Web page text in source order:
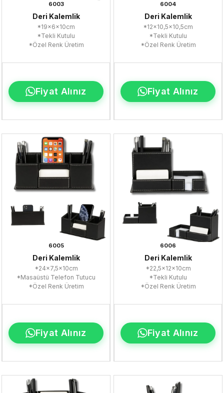
6003
Deri Kalemlik
*19x6x10cm
*Tekli Kutulu
*Özel Renk Üretim
Fiyat Alınız
6004
Deri Kalemlik
*12x10,5x10,5cm
*Tekli Kutulu
*Özel Renk Üretim
Fiyat Alınız
6005
Deri Kalemlik
*24x7,5x10cm
*Masaüstü Telefon Tutucu
*Özel Renk Üretim
Fiyat Alınız
6006
Deri Kalemlik
*22,5x12x10cm
*Tekli Kutulu
*Özel Renk Üretim
Fiyat Alınız